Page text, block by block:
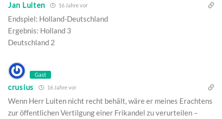
Jan Luiten 16 Jahre vor
Endspiel: Holland-Deutschland
Ergebnis: Holland 3
Deutschland 2
Gast
crusius 16 Jahre vor
Wenn Herr Luiten nicht recht behält, wäre er meines Erachtens
zur öffentlichen Vertilgung einer Frikandel zu verurteilen –